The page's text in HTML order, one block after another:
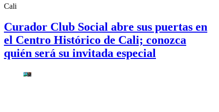
Cali
Curador Club Social abre sus puertas en
el Centro Histórico de Cali; conozca
quién será su invitada especial